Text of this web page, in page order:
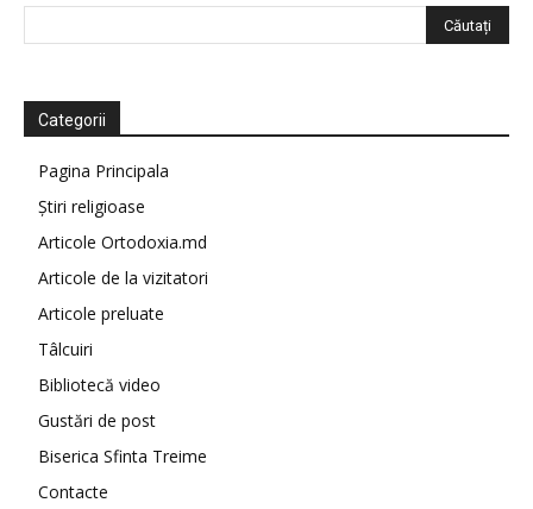
Categorii
Pagina Principala
Știri religioase
Articole Ortodoxia.md
Articole de la vizitatori
Articole preluate
Tâlcuiri
Bibliotecă video
Gustări de post
Biserica Sfinta Treime
Contacte